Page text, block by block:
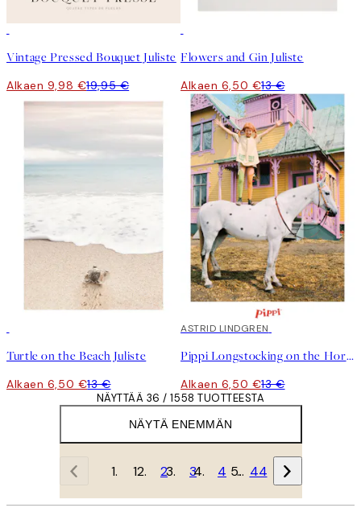
Vintage Pressed Bouquet Juliste
Alkaen 9,98 €19,95 €
Flowers and Gin Juliste
Alkaen 6,50 €13 €
Turtle on the Beach Juliste
Alkaen 6,50 €13 €
50%*
ASTRID LINDGREN
Pippi Longstocking on the Horse Juliste
Alkaen 6,50 €13 €
NÄYTÄ ENEMMÄN
NÄYTTÄÄ 36 / 1558 TUOTTEESTA
1 2 3 4 … 44